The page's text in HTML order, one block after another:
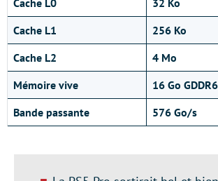
Cache L0
32 Ko
Cache L1
256 Ko
Cache L2
4 Mo
Mémoire vive
16 Go GDDR6
Bande passante
576 Go/s